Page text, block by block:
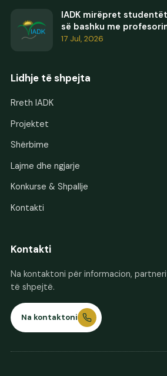
IADK mirëpret
së bashku me
17 Jul, 2026
Lidhje të shpejta
Rreth IADK
Projektet
Shërbime
Lajme dhe ngjarje
Konkurse & Shpallje
Kontakti
Kontakti
Na kontaktoni për informacion,
të shpejtë.
Na kontaktoni